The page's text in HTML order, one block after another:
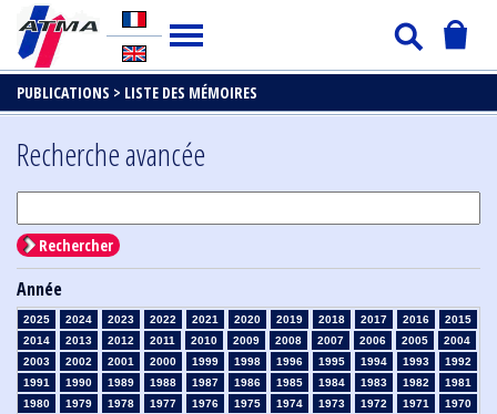
PUBLICATIONS > LISTE DES MÉMOIRES
Recherche avancée
Rechercher
Année
2025 2024 2023 2022 2021 2020 2019 2018 2017 2016
2015
2014
2013 2012 2011 2010 2009 2008 2007 2006 2005
2004
2003
2002 2001 2000 1999 1998 1996 1995 1994 1993
1992
1991
1990 1989 1988 1987 1986 1985 1984 1983 1982
1981
1980
1979 1978 1977 1976 1975 1974 1973 1972 1971
1970